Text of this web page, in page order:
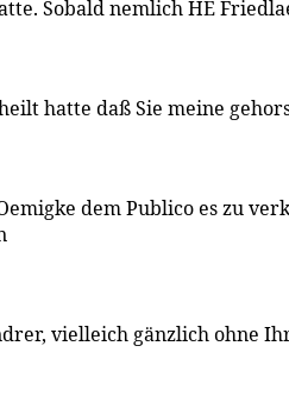
Sobald nemlich HE
hatte daß Sie meine
dem Publico es zu
vielleich gänzlich ohne